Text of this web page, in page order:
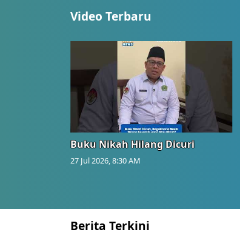
Video Terbaru
Buku Nikah Hilang Dicuri
27 Jul 2026, 8:30 AM
Berita Terkini